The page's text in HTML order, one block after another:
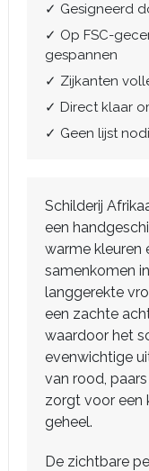
✓ Gesigneerd
✓ Op FSC-
gespannen
✓ Zijkanten
✓ Direct klaar
✓ Geen lijst
Schilderij
een
warme kleuren
samenkomen
langgerekte
een zachte
waardoor het
evenwichtige
van rood,
zorgt voor een
geheel.
De zichtbare